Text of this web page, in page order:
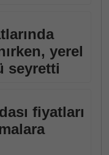
yerel
seyretti
fiyatları